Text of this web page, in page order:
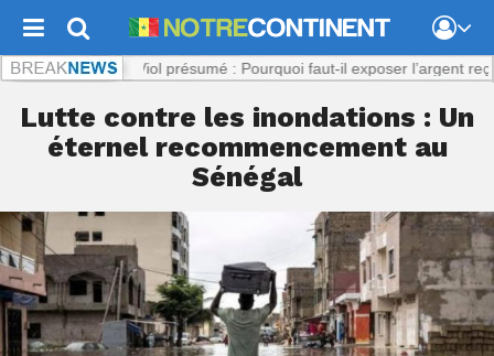
: Viol présumé : Pourquoi faut-il exposer l’argent reçu par
Lutte contre les inondations : Un
éternel recommencement au
Sénégal